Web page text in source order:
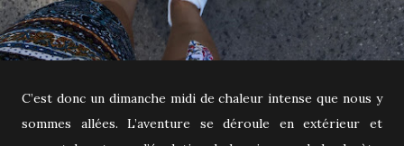
C’est donc un dimanche midi de chaleur intense que nous y
sommes allées. L’aventure se déroule en extérieur et